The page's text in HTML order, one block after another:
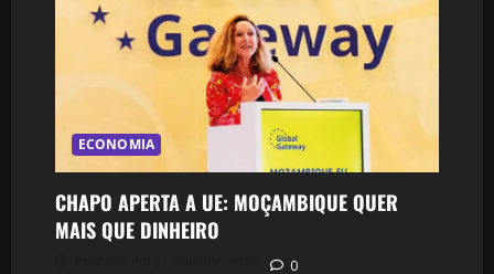
ECONOMIA
CHAPO APERTA A UE: MOÇAMBIQUE QUER
MAIS QUE DINHEIRO
0